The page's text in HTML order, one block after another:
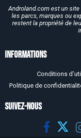
Androland.com est un
les parcs, marques ou
restent la propriété de
Informations
Conditions
Politique de
SUIVEZ-NOUS